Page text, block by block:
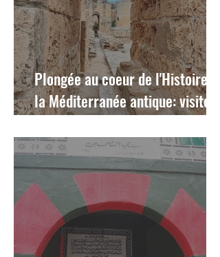
Plongée au coeur de l'Histoire de
la Méditerranée antique: visite
passionnante du musée du Bardo
et balade matinale sur les sites
de Carthage